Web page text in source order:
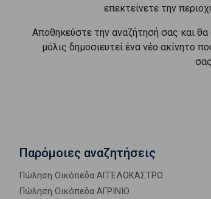
επεκτείνετε την
Αποθηκεύστε την αναζήτησή σας και
μόλις δημοσιευτεί ένα νέο ακίνητο
Παρόμοιες αναζητήσεις
Πώληση Οικόπεδα ΑΓΓΕΛΟΚΑΣΤΡΟ
Πώληση Οικόπεδα ΑΓΡΙΝΙΟ